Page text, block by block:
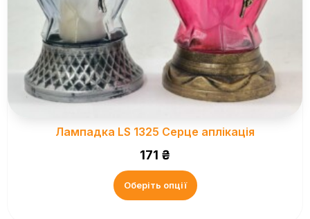
Лампадка LS 1325 Серце аплікація
171 ₴
Оберіть опції